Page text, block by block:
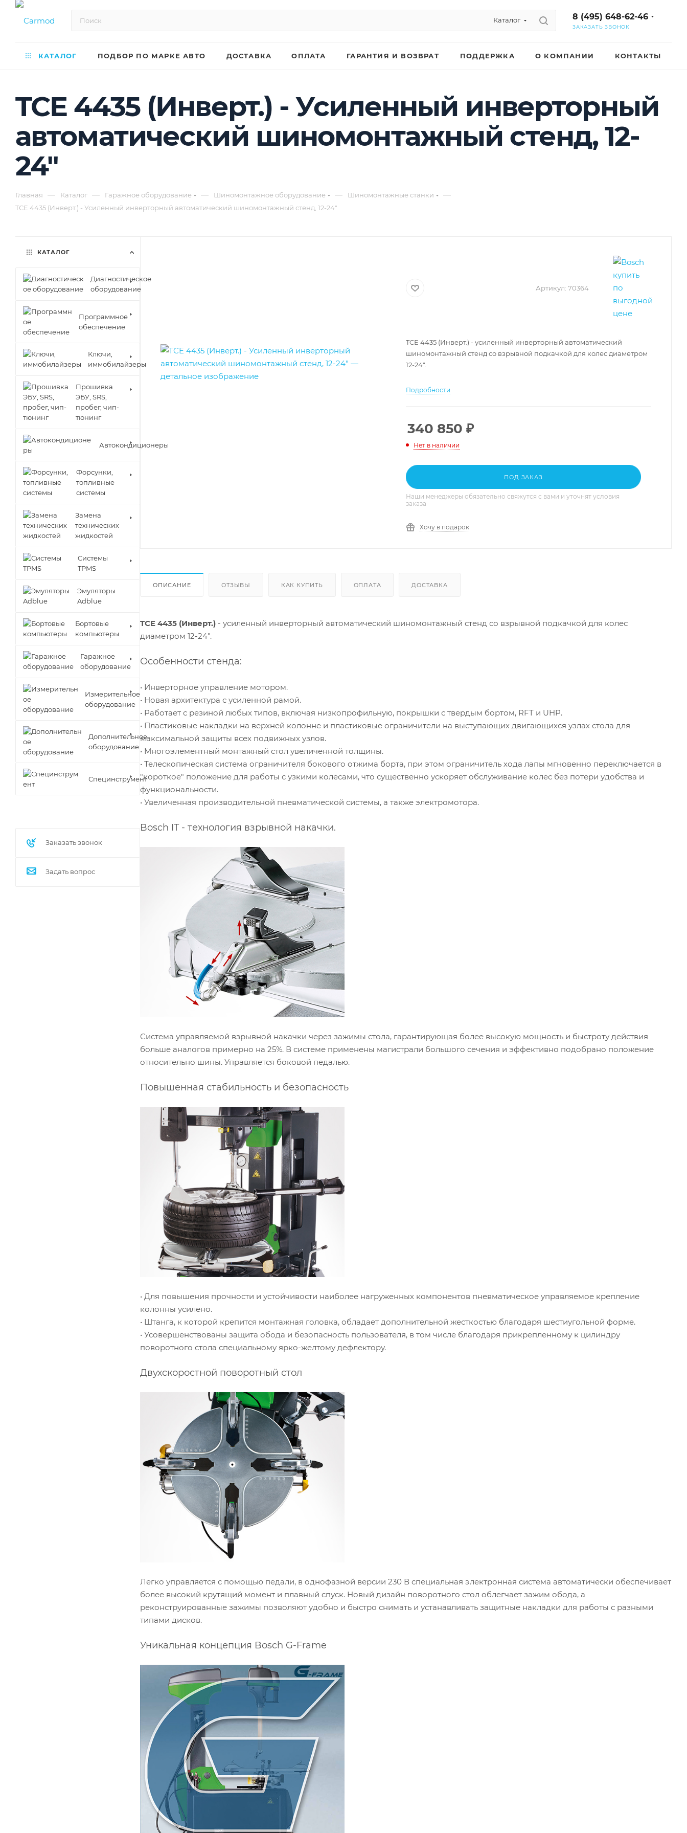
Каталог 8 (495) 648-62-46
ЗАКАЗАТЬ ЗВОНОК
КАТАЛОГ ПОДБОР ПО МАРКЕ АВТО ДОСТАВКА ОПЛАТА ГАРАНТИЯ И ВОЗВРАТ ПОДДЕРЖКА О КОМПАНИИ КОНТАКТЫ
TCE 4435 (Инверт.) - Усиленный инверторный
автоматический шиномонтажный стенд, 12-
24"
Главная — Каталог — Гаражное оборудование — Шиномонтажное оборудование — Шиномонтажные станки —
TCE 4435 (Инверт.) - Усиленный инверторный автоматический шиномонтажный стенд, 12-24"
Артикул: 70364
TCE 4435 (Инверт.) - усиленный инверторный автоматический
шиномонтажный стенд со взрывной подкачкой для колес диаметром
12-24".
Подробности
340 850 ₽
Нет в наличии
ПОД ЗАКАЗ
Наши менеджеры обязательно свяжутся с вами и уточнят условия
заказа
Хочу в подарок
ОПИСАНИЕ ОТЗЫВЫ КАК КУПИТЬ ОПЛАТА ДОСТАВКА
TCE 4435 (Инверт.) - усиленный инверторный автоматический шиномонтажный стенд со взрывной подкачкой для колес
диаметром 12-24".
Особенности стенда:
• Инверторное управление мотором.
• Новая архитектура с усиленной рамой.
• Работает с резиной любых типов, включая низкопрофильную, покрышки с твердым бортом, RFT и UHP.
• Пластиковые накладки на верхней колонне и пластиковые ограничители на выступающих двигающихся узлах стола для
максимальной защиты всех подвижных узлов.
• Многоэлементный монтажный стол увеличенной толщины.
• Телескопическая система ограничителя бокового отжима борта, при этом ограничитель хода лапы мгновенно переключается в
"короткое" положение для работы с узкими колесами, что существенно ускоряет обслуживание колес без потери удобства и
функциональности.
• Увеличенная производительной пневматической системы, а также электромотора.
Bosch IT - технология взрывной накачки.
Система управляемой взрывной накачки через зажимы стола, гарантирующая более высокую мощность и быстроту действия
больше аналогов примерно на 25%. В системе применены магистрали большого сечения и эффективно подобрано положение
относительно шины. Управляется боковой педалью.
Повышенная стабильность и безопасность
• Для повышения прочности и устойчивости наиболее нагруженных компонентов пневматическое управляемое крепление
колонны усилено.
• Штанга, к которой крепится монтажная головка, обладает дополнительной жесткостью благодаря шестиугольной форме.
• Усовершенствованы защита обода и безопасность пользователя, в том числе благодаря прикрепленному к цилиндру
поворотного стола специальному ярко-желтому дефлектору.
Двухскоростной поворотный стол
Легко управляется с помощью педали, в однофазной версии 230 В специальная электронная система автоматически обеспечивает
более высокий крутящий момент и плавный спуск. Новый дизайн поворотного стол облегчает зажим обода, а
реконструированные зажимы позволяют удобно и быстро снимать и устанавливать защитные накладки для работы с разными
типами дисков.
Уникальная концепция Bosch G-Frame
КАТАЛОГ
Диагностическое
оборудование
Программное
обеспечение
Ключи,
иммобилайзеры
Прошивка
ЭБУ, SRS,
пробег, чип-
тюнинг
Автокондиционеры
Форсунки,
топливные
системы
Замена
технических
жидкостей
Cистемы
TPMS
Эмуляторы
Adblue
Бортовые
компьютеры
Гаражное
оборудование
Измерительное
оборудование
Дополнительное
оборудование
Специнструмент
Заказать звонок
Задать вопрос